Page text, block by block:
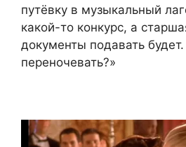
путёвку в музыкальный
какой-то конкурс, а
документы подавать
переночевать?»